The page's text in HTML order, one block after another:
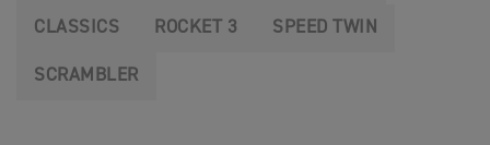
CLASSICS ROCKET 3 SPEED TWIN
SCRAMBLER